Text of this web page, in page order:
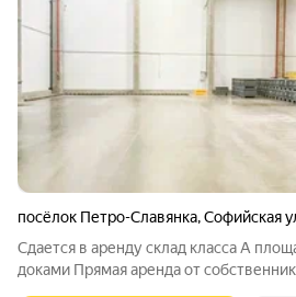
посёлок Петро-Славянка,Софийская
Сдается в аренду склад класса А
доками Прямая аренда от собственника. Локация: